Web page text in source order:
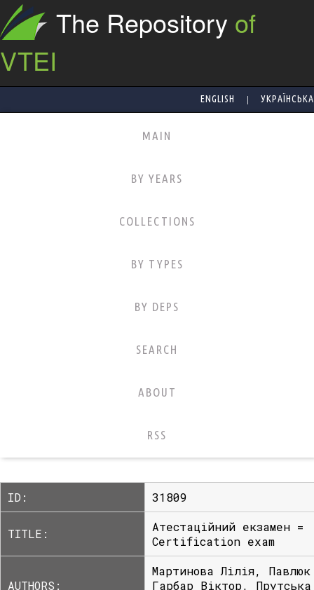
The Repository of
VTEI
ENGLISH | УКРАЇНСЬКА
MAIN
BY YEARS
COLLECTIONS
BY TYPES
BY DEPS
SEARCH
ABOUT
RSS
ID: 31809
TITLE:
Атестаційний екзамен =
Сertification exam
AUTHORS:
Мартинова Лілія,
Гарбар Віктор,